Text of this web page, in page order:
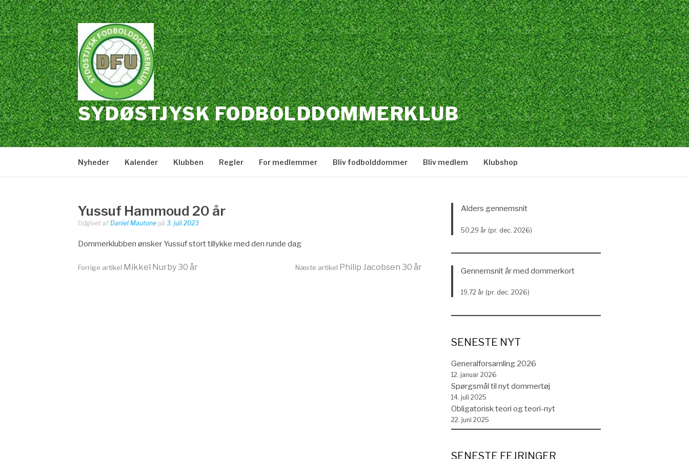
Spring
til
indhold
SYDØSTJYSK FODBOLDDOMMERKLUB
Nyheder Kalender Klubben Regler For medlemmer Bliv fodbolddommer Bliv medlem Klubshop
Yussuf Hammoud 20 år
Udgivet af Daniel Mautone på 3. juli 2023
Dommerklubben ønsker Yussuf stort tillykke med den runde dag
Læs
Forrige artikel Mikkel Nurby 30 år Næste artikel Philip Jacobsen 30 år
Alders gennemsnit
50,29 år (pr. dec. 2026)
Gennemsnit år med dommerkort
19,72 år (pr. dec. 2026)
SENESTE NYT
Generalforsamling 2026
12. januar 2026
Spørgsmål til nyt dommertøj
14. juli 2025
Obligatorisk teori og teori-nyt
22. juni 2025
SENESTE FEJRINGER